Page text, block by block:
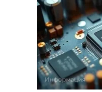
Информация